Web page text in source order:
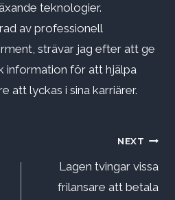
teknologier.
av professionell
strävar jag efter att ge
information för att hjälpa
att lyckas i sina karriärer.
NEXT
Lagen tvingar vissa
frilansare att betala